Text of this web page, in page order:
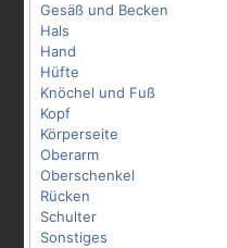
Gesäß und Becken
Hals
Hand
Hüfte
Knöchel und Fuß
Kopf
Körperseite
Oberarm
Oberschenkel
Rücken
Schulter
Sonstiges